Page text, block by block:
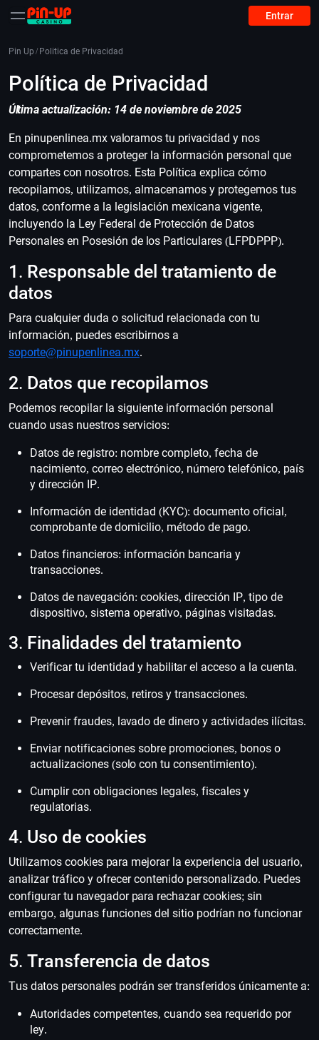
Entrar
Pin Up / Politica de Privacidad
Política de Privacidad
Última actualización: 14 de noviembre de 2025
En pinupenlinea.mx valoramos tu privacidad y nos
comprometemos a proteger la información personal que
compartes con nosotros. Esta Política explica cómo
recopilamos, utilizamos, almacenamos y protegemos tus
datos, conforme a la legislación mexicana vigente,
incluyendo la Ley Federal de Protección de Datos
Personales en Posesión de los Particulares (LFPDPPP).
1. Responsable del tratamiento de
datos
Para cualquier duda o solicitud relacionada con tu
información, puedes escribirnos a
soporte@pinupenlinea.mx.
2. Datos que recopilamos
Podemos recopilar la siguiente información personal
cuando usas nuestros servicios:
Datos de registro: nombre completo, fecha de
nacimiento, correo electrónico, número telefónico, país
y dirección IP.
Información de identidad (KYC): documento oficial,
comprobante de domicilio, método de pago.
Datos financieros: información bancaria y
transacciones.
Datos de navegación: cookies, dirección IP, tipo de
dispositivo, sistema operativo, páginas visitadas.
3. Finalidades del tratamiento
Verificar tu identidad y habilitar el acceso a la cuenta.
Procesar depósitos, retiros y transacciones.
Prevenir fraudes, lavado de dinero y actividades ilícitas.
Enviar notificaciones sobre promociones, bonos o
actualizaciones (solo con tu consentimiento).
Cumplir con obligaciones legales, fiscales y
regulatorias.
4. Uso de cookies
Utilizamos cookies para mejorar la experiencia del usuario,
analizar tráfico y ofrecer contenido personalizado. Puedes
configurar tu navegador para rechazar cookies; sin
embargo, algunas funciones del sitio podrían no funcionar
correctamente.
5. Transferencia de datos
Tus datos personales podrán ser transferidos únicamente a:
Autoridades competentes, cuando sea requerido por
ley.